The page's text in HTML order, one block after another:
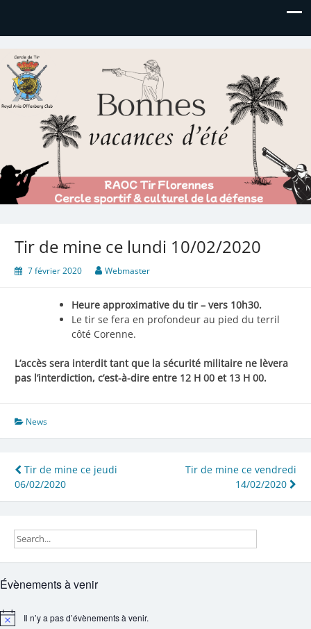
Royal AOC Florennes
Section TIR de l'AVIA
Tir de mine ce lundi 10/02/2020
7 février 2020 Webmaster
Heure approximative du tir – vers 10h30.
Le tir se fera en profondeur au pied du terril
côté Corenne.
L’accès sera interdit tant que la sécurité militaire ne lèvera
pas l’interdiction, c’est-à-dire entre 12 H 00 et 13 H 00.
News
Navigation
de
Tir de mine ce jeudi
06/02/2020
Tir de mine ce vendredi
14/02/2020
Évènements à venir
Notice Il n’y a pas d’évènements à venir.